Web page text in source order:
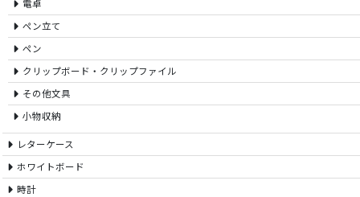
電卓
ペン立て
ペン
クリップボード・クリップファイル
その他文具
小物収納
レターケース
ホワイトボード
時計